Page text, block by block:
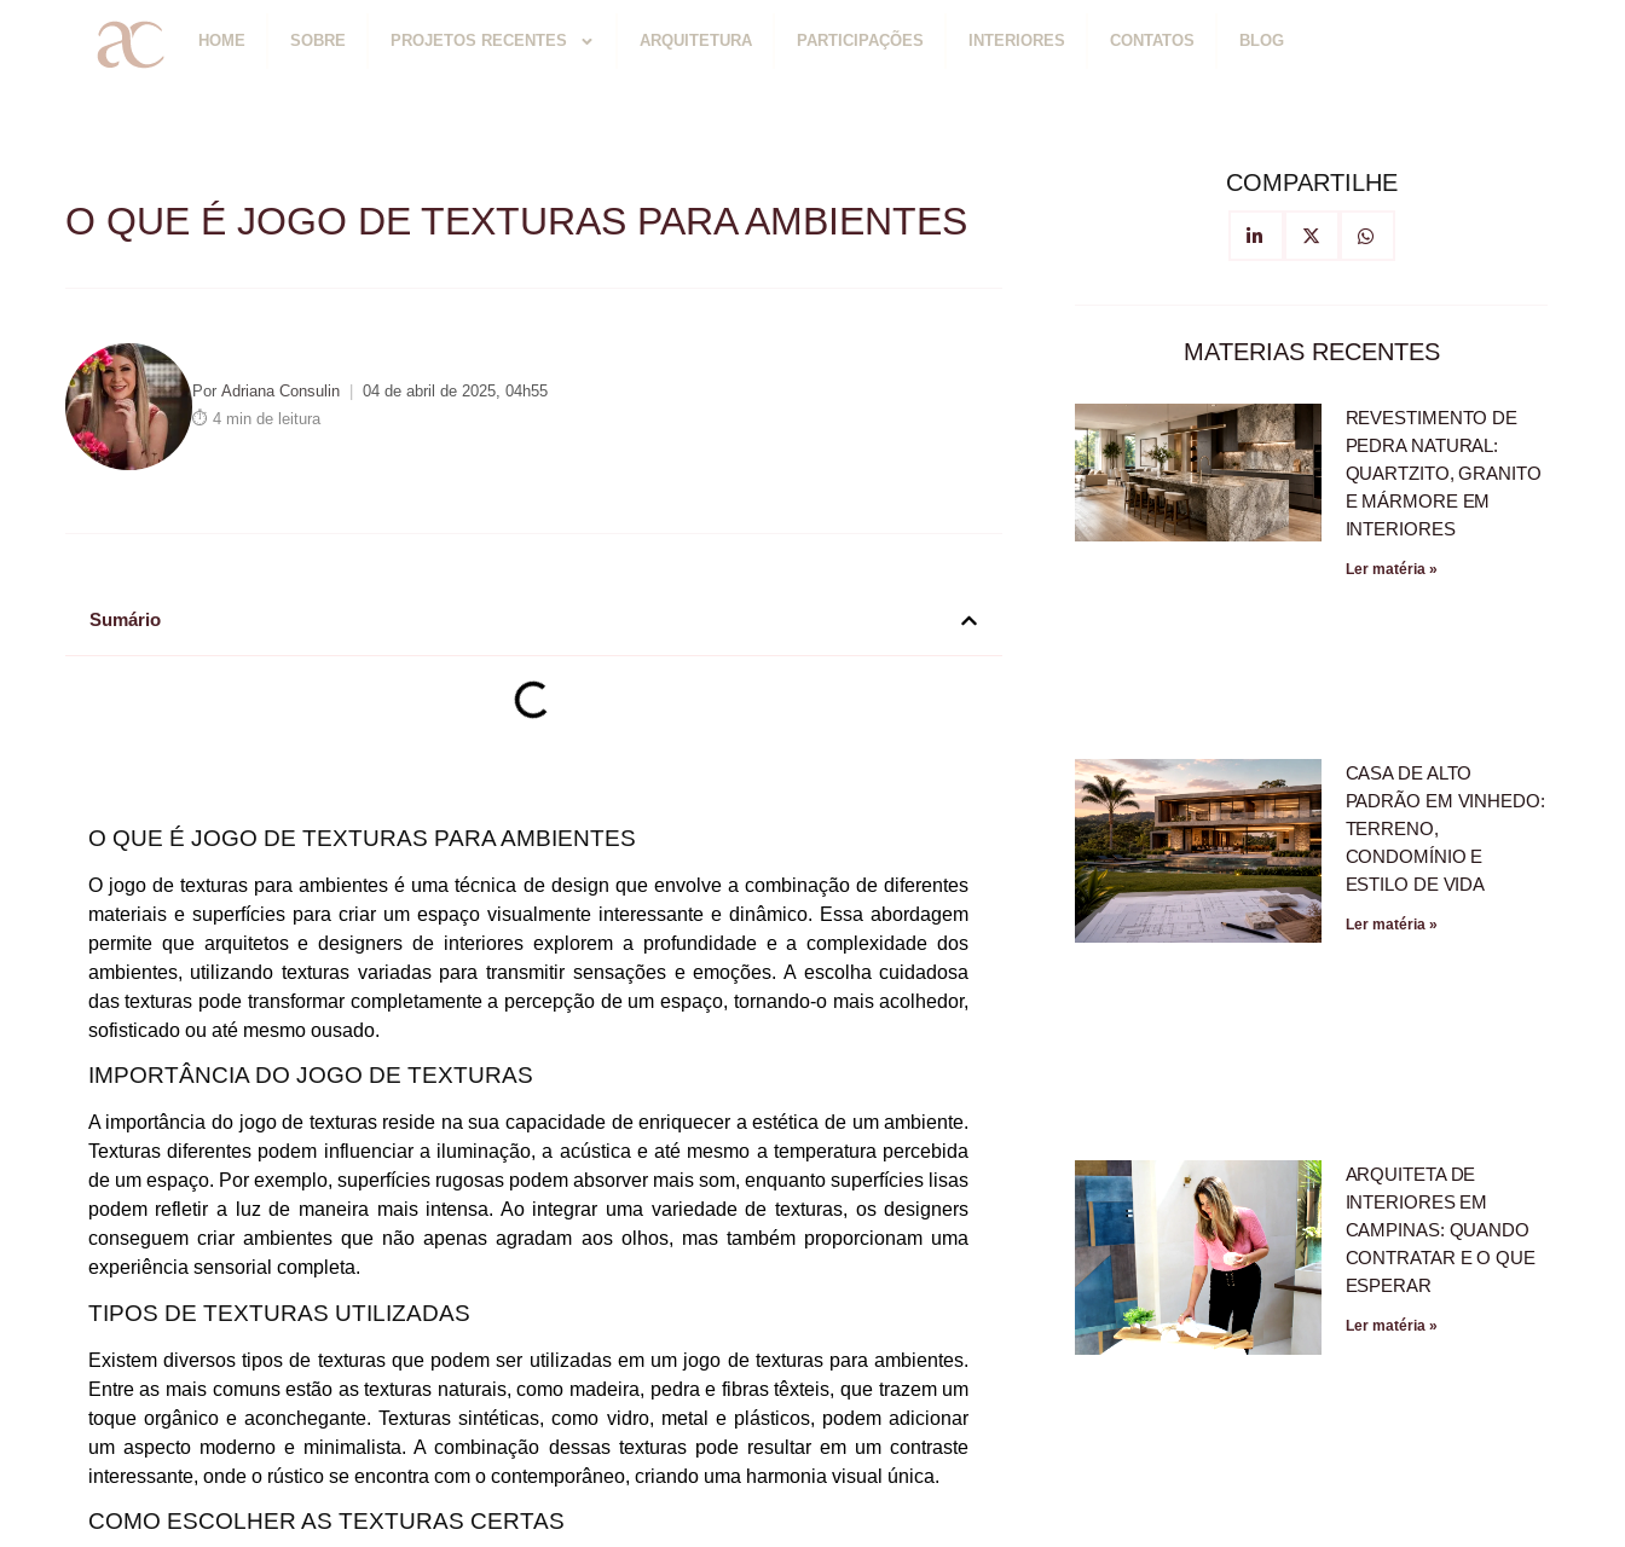
HOME SOBRE PROJETOS RECENTES ARQUITETURA PARTICIPAÇÕES INTERIORES CONTATOS BLOG
O QUE É JOGO DE TEXTURAS PARA AMBIENTES
PorAdriana Consulin
04 de abril de 2025, 04h55
⏱ 4 min de leitura
Sumário
O QUE É JOGO DE TEXTURAS PARA AMBIENTES
O jogo de texturas para ambientes é uma técnica de design que envolve a combinação de diferentes
materiais e superfícies para criar um espaço visualmente interessante e dinâmico. Essa abordagem
permite que arquitetos e designers de interiores explorem a profundidade e a complexidade dos
ambientes, utilizando texturas variadas para transmitir sensações e emoções. A escolha cuidadosa
das texturas pode transformar completamente a percepção de um espaço, tornando-o mais acolhedor,
sofisticado ou até mesmo ousado.
IMPORTÂNCIA DO JOGO DE TEXTURAS
A importância do jogo de texturas reside na sua capacidade de enriquecer a estética de um ambiente.
Texturas diferentes podem influenciar a iluminação, a acústica e até mesmo a temperatura percebida
de um espaço. Por exemplo, superfícies rugosas podem absorver mais som, enquanto superfícies lisas
podem refletir a luz de maneira mais intensa. Ao integrar uma variedade de texturas, os designers
conseguem criar ambientes que não apenas agradam aos olhos, mas também proporcionam uma
experiência sensorial completa.
TIPOS DE TEXTURAS UTILIZADAS
Existem diversos tipos de texturas que podem ser utilizadas em um jogo de texturas para ambientes.
Entre as mais comuns estão as texturas naturais, como madeira, pedra e fibras têxteis, que trazem um
toque orgânico e aconchegante. Texturas sintéticas, como vidro, metal e plásticos, podem adicionar
um aspecto moderno e minimalista. A combinação dessas texturas pode resultar em um contraste
interessante, onde o rústico se encontra com o contemporâneo, criando uma harmonia visual única.
COMO ESCOLHER AS TEXTURAS CERTAS
COMPARTILHE
MATERIAS RECENTES
REVESTIMENTO DE
PEDRA NATURAL:
QUARTZITO, GRANITO
E MÁRMORE EM
INTERIORES
Ler matéria »
CASA DE ALTO
PADRÃO EM VINHEDO:
TERRENO,
CONDOMÍNIO E
ESTILO DE VIDA
Ler matéria »
ARQUITETA DE
INTERIORES EM
CAMPINAS: QUANDO
CONTRATAR E O QUE
ESPERAR
Ler matéria »